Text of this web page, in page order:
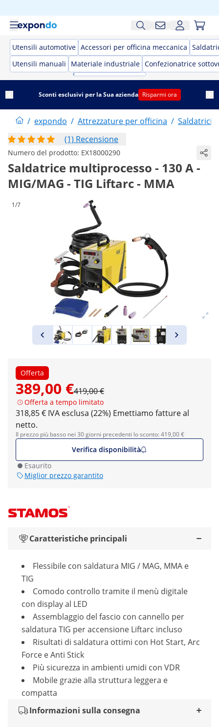
Utensili automotive Accessori per officina meccanica
Utensili manuali
Materiale industriale Confezionatrice
Sconti esclusivi per la Sua azienda Risparmi ora
/ expondo / Attrezzature per officina / Saldatrici
(1) Recensione
Numero del prodotto: EX18000290
Saldatrice multiprocesso - 130 A -
MIG/MAG - TIG Liftarc - MMA
1/7
Offerta
389,00 €419,00 €
Offerta a tempo limitato
318,85 € IVA esclusa (22%) Emettiamo fatture al
netto.
Il prezzo più basso nei 30 giorni precedenti lo sconto: 419,00 €
Verifica disponibilità
Esaurito
Miglior prezzo garantito
Caratteristiche principali
Flessibile con saldatura MIG / MAG, MMA e
TIG
Comodo controllo tramite il menù digitale
con display al LED
Assemblaggio del fascio con cannello per
saldatura TIG per accensione Liftarc incluso
Risultati di saldatura ottimi con Hot Start, Arc
Force e Anti Stick
Più sicurezza in ambienti umidi con VDR
Mobile grazie alla struttura leggera e
compatta
Informazioni sulla consegna